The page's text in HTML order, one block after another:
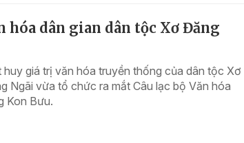
hóa dân gian dân tộc Xơ Đăng
giá trị văn hóa truyền thống của dân tộc Xơ
Ngãi vừa tổ chức ra mắt Câu lạc bộ Văn hóa
Kon Bưu.